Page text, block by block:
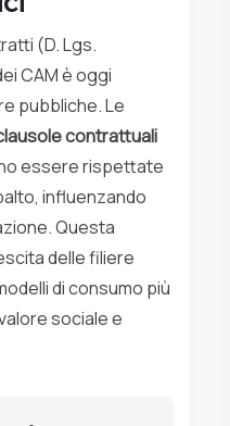
(D. Lgs.
CAM è oggi
pubbliche. Le
contrattuali
essere rispettate
influenzando
Questa
delle filiere
di consumo più
sociale e